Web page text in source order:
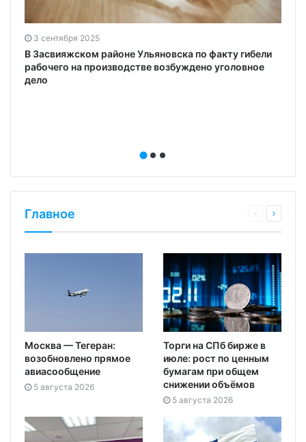
3 сентября 2025
В Засвияжском районе Ульяновска по факту гибели
рабочего на производстве возбуждено уголовное
дело
Главное
Москва — Тегеран:
возобновлено прямое
авиасообщение
5 августа 2026
Торги на СПб бирже в
июле: рост по ценным
бумагам при общем
снижении объёмов
5 августа 2026